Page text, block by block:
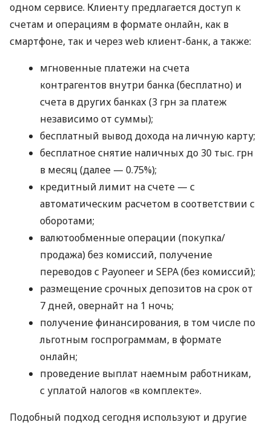
одном сервисе. Клиенту предлагается доступ к
счетам и операциям в формате онлайн, как в
смартфоне, так и через web клиент-банк, а также:
мгновенные платежи на счета
контрагентов внутри банка (бесплатно) и
счета в других банках (3 грн за платеж
независимо от суммы);
бесплатный вывод дохода на личную карту;
бесплатное снятие наличных до 30 тыс. грн
в месяц (далее — 0.75%);
кредитный лимит на счете — с
автоматическим расчетом в соответствии с
оборотами;
валютообменные операции (покупка/
продажа) без комиссий, получение
переводов с Payoneer и SEPA (без комиссий);
размещение срочных депозитов на срок от
7 дней, овернайт на 1 ночь;
получение финансирования, в том числе по
льготным госпрограммам, в формате
онлайн;
проведение выплат наемным работникам,
с уплатой налогов «в комплекте».
Подобный подход сегодня используют и другие